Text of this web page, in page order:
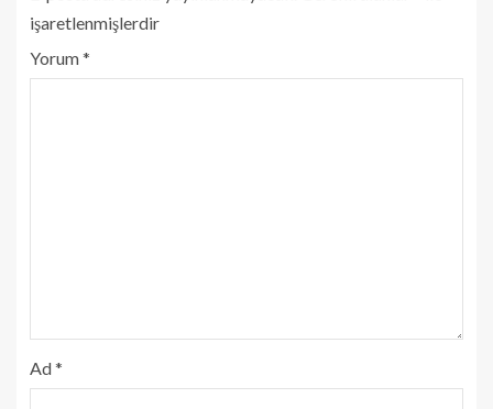
işaretlenmişlerdir
Yorum*
Ad*